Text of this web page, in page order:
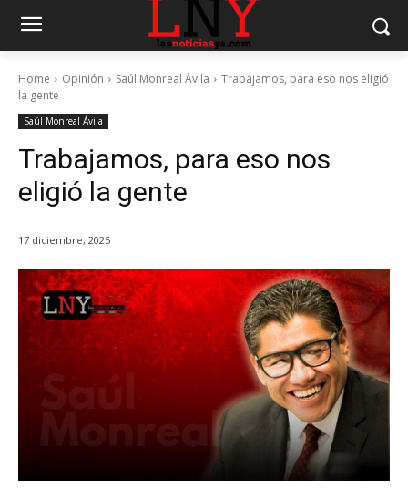
Home Opinión Saúl Monreal Ávila
Trabajamos, para eso nos eligió
la gente
Saúl Monreal Ávila
Trabajamos, para eso nos
eligió la gente
17 diciembre, 2025